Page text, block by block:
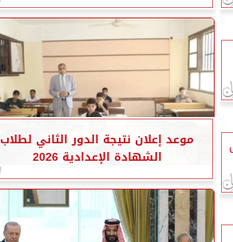
موعد إعلان نتيجة الدور الثاني لطلاب
الشهادة الإعدادية 2026